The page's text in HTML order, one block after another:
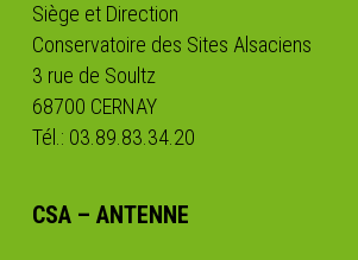
Siège et Direction
Conservatoire des Sites Alsaciens
3 rue de Soultz
68700 CERNAY
Tél.: 03.89.83.34.20
CSA – ANTENNE